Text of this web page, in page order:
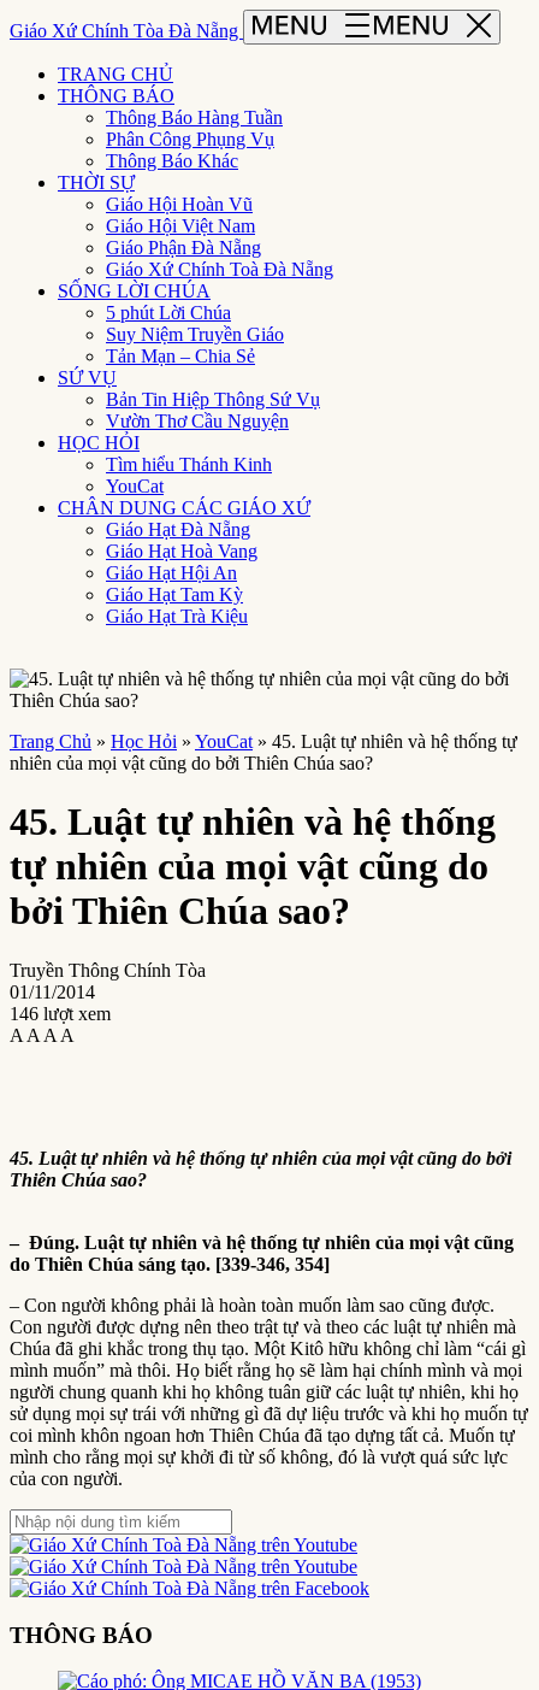
Giáo Xứ Chính Tòa Đà Nẵng
TRANG CHỦ
THÔNG BÁO
Thông Báo Hàng Tuần
Phân Công Phụng Vụ
Thông Báo Khác
THỜI SỰ
Giáo Hội Hoàn Vũ
Giáo Hội Việt Nam
Giáo Phận Đà Nẵng
Giáo Xứ Chính Toà Đà Nẵng
SỐNG LỜI CHÚA
5 phút Lời Chúa
Suy Niệm Truyền Giáo
Tản Mạn – Chia Sẻ
SỨ VỤ
Bản Tin Hiệp Thông Sứ Vụ
Vườn Thơ Cầu Nguyện
HỌC HỎI
Tìm hiểu Thánh Kinh
YouCat
CHÂN DUNG CÁC GIÁO XỨ
Giáo Hạt Đà Nẵng
Giáo Hạt Hoà Vang
Giáo Hạt Hội An
Giáo Hạt Tam Kỳ
Giáo Hạt Trà Kiệu
Trang Chủ » Học Hỏi » YouCat » 45. Luật tự nhiên và hệ thống tự
nhiên của mọi vật cũng do bởi Thiên Chúa sao?
45. Luật tự nhiên và hệ thống
tự nhiên của mọi vật cũng do
bởi Thiên Chúa sao?
Truyền Thông Chính Tòa
01/11/2014
146 lượt xem
A A A A
45. Luật tự nhiên và hệ thống tự nhiên của mọi vật cũng do bởi
Thiên Chúa sao?
– Đúng. Luật tự nhiên và hệ thống tự nhiên của mọi vật cũng
do Thiên Chúa sáng tạo. [339-346, 354]
– Con người không phải là hoàn toàn muốn làm sao cũng được.
Con người được dựng nên theo trật tự và theo các luật tự nhiên mà
Chúa đã ghi khắc trong thụ tạo. Một Kitô hữu không chỉ làm “cái gì
mình muốn” mà thôi. Họ biết rằng họ sẽ làm hại chính mình và mọi
người chung quanh khi họ không tuân giữ các luật tự nhiên, khi họ
sử dụng mọi sự trái với những gì đã dự liệu trước và khi họ muốn tự
coi mình khôn ngoan hơn Thiên Chúa đã tạo dựng tất cả. Muốn tự
mình cho rằng mọi sự khởi đi từ số không, đó là vượt quá sức lực
của con người.
THÔNG BÁO